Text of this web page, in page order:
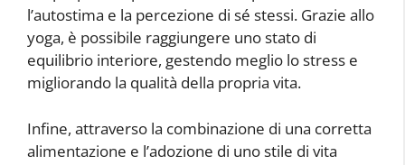
l’autostima e la percezione di sé stessi. Grazie allo
yoga, è possibile raggiungere uno stato di
equilibrio interiore, gestendo meglio lo stress e
migliorando la qualità della propria vita.
Infine, attraverso la combinazione di una corretta
alimentazione e l’adozione di uno stile di vita